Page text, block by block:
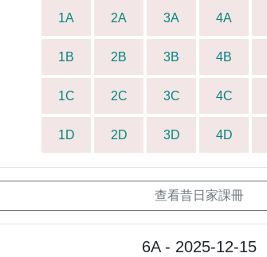
1A 2A 3A 4A
1B 2B 3B 4B
1C 2C 3C 4C
1D 2D 3D 4D
查看昔日家課冊
6A - 2025-12-15